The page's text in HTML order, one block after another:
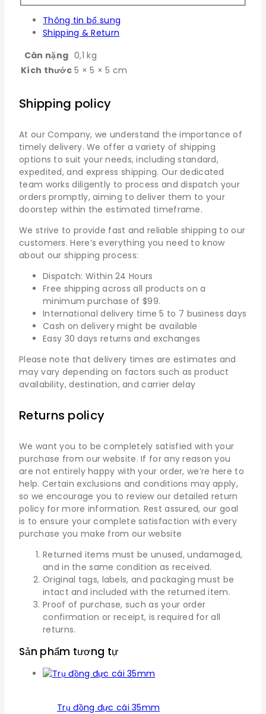
Thông tin bổ sung
Shipping & Return
Cân nặng 0,1 kg
Kích thước 5 × 5 × 5 cm
Shipping policy
At our Company, we understand the importance of
timely delivery. We offer a variety of shipping
options to suit your needs, including standard,
expedited, and express shipping. Our dedicated
team works diligently to process and dispatch your
orders promptly, aiming to deliver them to your
doorstep within the estimated timeframe.
We strive to provide fast and reliable shipping to our
customers. Here’s everything you need to know
about our shipping process:
Dispatch: Within 24 Hours
Free shipping across all products on a
minimum purchase of $99.
International delivery time 5 to 7 business days
Cash on delivery might be available
Easy 30 days returns and exchanges
Please note that delivery times are estimates and
may vary depending on factors such as product
availability, destination, and carrier delay
Returns policy
We want you to be completely satisfied with your
purchase from our website. If for any reason you
are not entirely happy with your order, we’re here to
help. Certain exclusions and conditions may apply,
so we encourage you to review our detailed return
policy for more information. Rest assured, our goal
is to ensure your complete satisfaction with every
purchase you make from our website
Returned items must be unused, undamaged,
and in the same condition as received.
Original tags, labels, and packaging must be
intact and included with the returned item.
Proof of purchase, such as your order
confirmation or receipt, is required for all
returns.
Sản phẩm tương tự
Trụ đồng đực cái 35mm